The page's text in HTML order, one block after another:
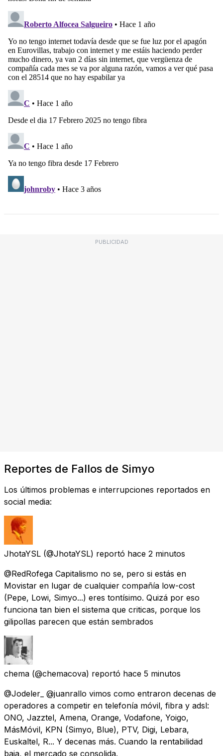
PUBLICIDAD
Reportes de Fallos de Simyo
Los últimos problemas e interrupciones reportados en
social media:
JhotaYSL (@JhotaYSL) reportó hace 2 minutos
@RedRofega Capitalismo no se, pero si estás en
Movistar en lugar de cualquier compañía low-cost
(Pepe, Lowi, Simyo...) eres tontísimo. Quizá por eso
funciona tan bien el sistema que criticas, porque los
gilipollas parecen que están sembrados
chema (@chemacova) reportó hace 5 minutos
@Jodeler_ @juanrallo vimos como entraron decenas de
operadores a competir en telefonía móvil, fibra y adsl:
ONO, Jazztel, Amena, Orange, Vodafone, Yoigo,
MásMóvil, KPN (Simyo, Blue), PTV, Digi, Lebara,
Euskaltel, R... Y decenas más. Cuando la rentabilidad
baja, el mercado se consolida.